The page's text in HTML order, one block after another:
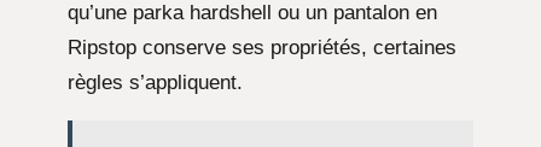
qu’une parka hardshell ou un pantalon en
Ripstop conserve ses propriétés, certaines
règles s’appliquent.